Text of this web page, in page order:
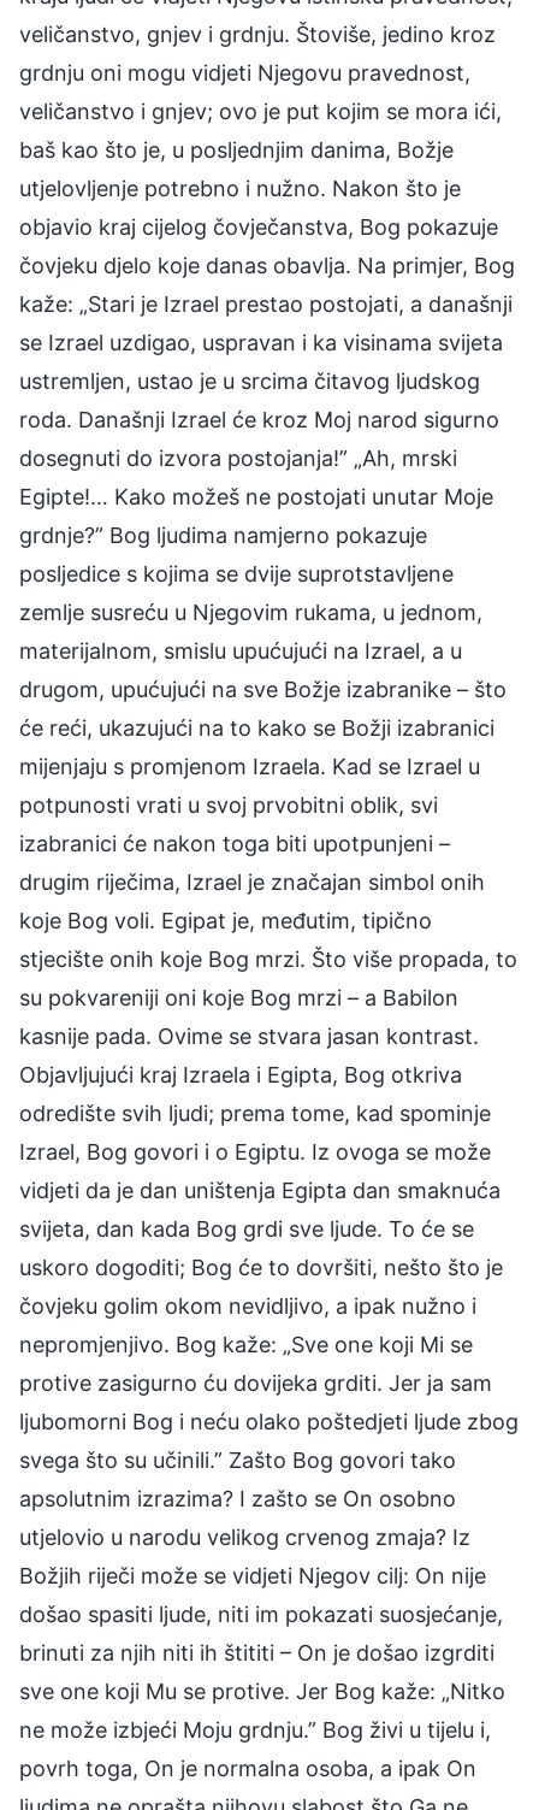
veličanstvo, gnjev i grdnju. Štoviše, jedino kroz
grdnju oni mogu vidjeti Njegovu pravednost,
veličanstvo i gnjev; ovo je put kojim se mora ići,
baš kao što je, u posljednjim danima, Božje
utjelovljenje potrebno i nužno. Nakon što je
objavio kraj cijelog čovječanstva, Bog pokazuje
čovjeku djelo koje danas obavlja. Na primjer, Bog
kaže: „Stari je Izrael prestao postojati, a današnji
se Izrael uzdigao, uspravan i ka visinama svijeta
ustremljen, ustao je u srcima čitavog ljudskog
roda. Današnji Izrael će kroz Moj narod sigurno
dosegnuti do izvora postojanja!” „Ah, mrski
Egipte!… Kako možeš ne postojati unutar Moje
grdnje?” Bog ljudima namjerno pokazuje
posljedice s kojima se dvije suprotstavljene
zemlje susreću u Njegovim rukama, u jednom,
materijalnom, smislu upućujući na Izrael, a u
drugom, upućujući na sve Božje izabranike – što
će reći, ukazujući na to kako se Božji izabranici
mijenjaju s promjenom Izraela. Kad se Izrael u
potpunosti vrati u svoj prvobitni oblik, svi
izabranici će nakon toga biti upotpunjeni –
drugim riječima, Izrael je značajan simbol onih
koje Bog voli. Egipat je, međutim, tipično
stjecište onih koje Bog mrzi. Što više propada, to
su pokvareniji oni koje Bog mrzi – a Babilon
kasnije pada. Ovime se stvara jasan kontrast.
Objavljujući kraj Izraela i Egipta, Bog otkriva
odredište svih ljudi; prema tome, kad spominje
Izrael, Bog govori i o Egiptu. Iz ovoga se može
vidjeti da je dan uništenja Egipta dan smaknuća
svijeta, dan kada Bog grdi sve ljude. To će se
uskoro dogoditi; Bog će to dovršiti, nešto što je
čovjeku golim okom nevidljivo, a ipak nužno i
nepromjenjivo. Bog kaže: „Sve one koji Mi se
protive zasigurno ću dovijeka grditi. Jer ja sam
ljubomorni Bog i neću olako poštedjeti ljude zbog
svega što su učinili.” Zašto Bog govori tako
apsolutnim izrazima? I zašto se On osobno
utjelovio u narodu velikog crvenog zmaja? Iz
Božjih riječi može se vidjeti Njegov cilj: On nije
došao spasiti ljude, niti im pokazati suosjećanje,
brinuti za njih niti ih štititi – On je došao izgrditi
sve one koji Mu se protive. Jer Bog kaže: „Nitko
ne može izbjeći Moju grdnju.” Bog živi u tijelu i,
povrh toga, On je normalna osoba, a ipak On